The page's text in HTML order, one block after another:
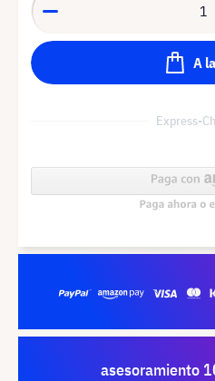
A
Express-
asesoramiento